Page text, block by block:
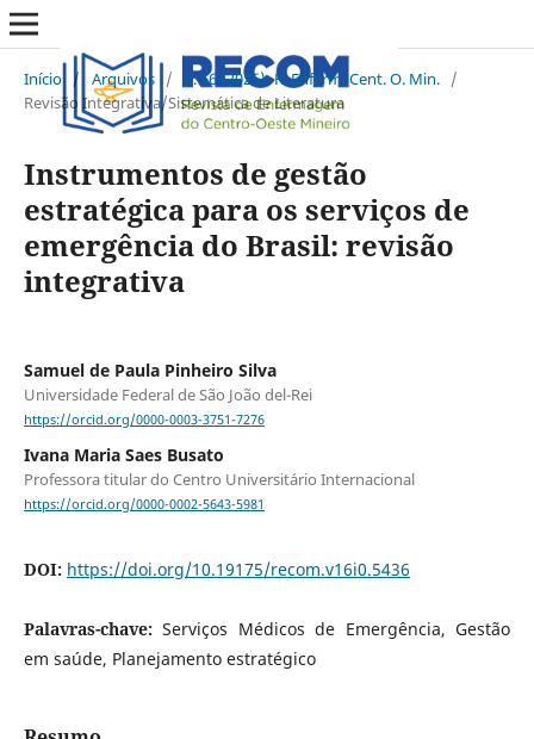
Início / Arquivos / v. 16 (2026): R. Enferm. Cent. O. Min. /
Revisão Integrativa/Sistemática de Literatura
Instrumentos de gestão
estratégica para os serviços de
emergência do Brasil: revisão
integrativa
Samuel de Paula Pinheiro Silva
Universidade Federal de São João del-Rei
https://orcid.org/0000-0003-3751-7276
Ivana Maria Saes Busato
Professora titular do Centro Universitário Internacional
https://orcid.org/0000-0002-5643-5981
DOI: https://doi.org/10.19175/recom.v16i0.5436
Palavras-chave:Serviços Médicos de Emergência, Gestão
em saúde, Planejamento estratégico